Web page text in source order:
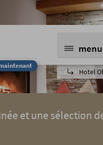
menu
Hotel
et une sélection